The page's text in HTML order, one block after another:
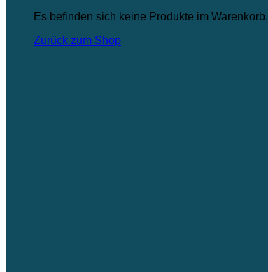
Es befinden sich keine Produkte im Warenkorb.
Zurück zum Shop